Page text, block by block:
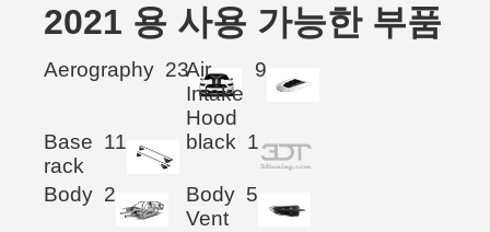
2021 용 사용 가능한 부품
Aerography 23Air
Intake
Hood
9
Base
rack
11 black 1
Body 2
Body
Vent
5